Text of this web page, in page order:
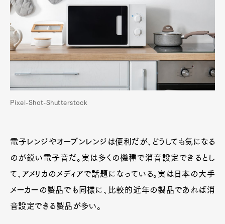
Pixel-Shot-Shutterstock
電子レンジやオーブンレンジは便利だが、どうしても気になる
のが鋭い電子音だ。実は多くの機種で消音設定できるとし
て、アメリカのメディアで話題になっている。実は日本の大手
メーカーの製品でも同様に、比較的近年の製品であれば消
音設定できる製品が多い。